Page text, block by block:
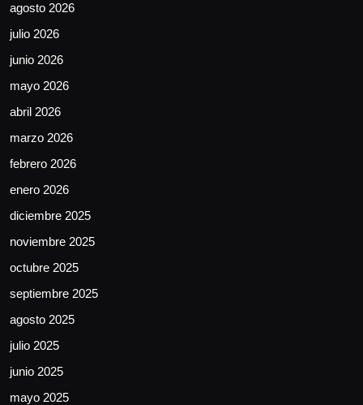
agosto 2026
julio 2026
junio 2026
mayo 2026
abril 2026
marzo 2026
febrero 2026
enero 2026
diciembre 2025
noviembre 2025
octubre 2025
septiembre 2025
agosto 2025
julio 2025
junio 2025
mayo 2025